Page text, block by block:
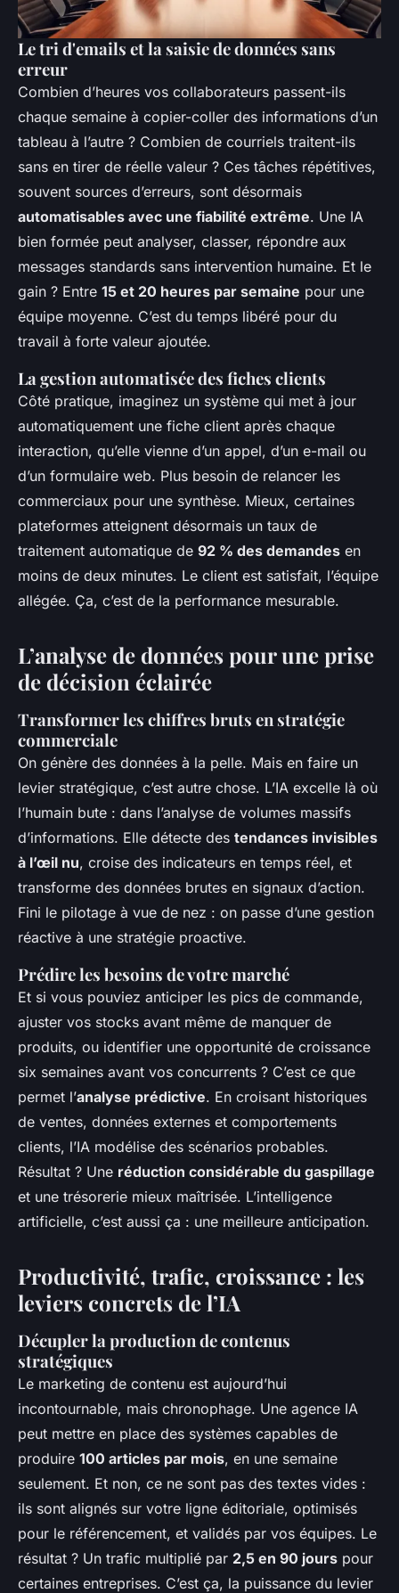
Le tri d'emails et la saisie de données sans
erreur
Combien d’heures vos collaborateurs passent-ils
chaque semaine à copier-coller des informations d’un
tableau à l’autre ? Combien de courriels traitent-ils
sans en tirer de réelle valeur ? Ces tâches répétitives,
souvent sources d’erreurs, sont désormais
automatisables avec une fiabilité extrême. Une IA
bien formée peut analyser, classer, répondre aux
messages standards sans intervention humaine. Et le
gain ? Entre 15 et 20 heures par semaine pour une
équipe moyenne. C’est du temps libéré pour du
travail à forte valeur ajoutée.
La gestion automatisée des fiches clients
Côté pratique, imaginez un système qui met à jour
automatiquement une fiche client après chaque
interaction, qu’elle vienne d’un appel, d’un e-mail ou
d’un formulaire web. Plus besoin de relancer les
commerciaux pour une synthèse. Mieux, certaines
plateformes atteignent désormais un taux de
traitement automatique de 92 % des demandes en
moins de deux minutes. Le client est satisfait, l’équipe
allégée. Ça, c’est de la performance mesurable.
L’analyse de données pour une prise
de décision éclairée
Transformer les chiffres bruts en stratégie
commerciale
On génère des données à la pelle. Mais en faire un
levier stratégique, c’est autre chose. L’IA excelle là où
l’humain bute : dans l’analyse de volumes massifs
d’informations. Elle détecte des tendances invisibles
à l’œil nu, croise des indicateurs en temps réel, et
transforme des données brutes en signaux d’action.
Fini le pilotage à vue de nez : on passe d’une gestion
réactive à une stratégie proactive.
Prédire les besoins de votre marché
Et si vous pouviez anticiper les pics de commande,
ajuster vos stocks avant même de manquer de
produits, ou identifier une opportunité de croissance
six semaines avant vos concurrents ? C’est ce que
permet l’analyse prédictive. En croisant historiques
de ventes, données externes et comportements
clients, l’IA modélise des scénarios probables.
Résultat ? Une réduction considérable du gaspillage
et une trésorerie mieux maîtrisée. L’intelligence
artificielle, c’est aussi ça : une meilleure anticipation.
Productivité, trafic, croissance : les
leviers concrets de l’IA
Décupler la production de contenus
stratégiques
Le marketing de contenu est aujourd’hui
incontournable, mais chronophage. Une agence IA
peut mettre en place des systèmes capables de
produire 100 articles par mois, en une semaine
seulement. Et non, ce ne sont pas des textes vides :
ils sont alignés sur votre ligne éditoriale, optimisés
pour le référencement, et validés par vos équipes. Le
résultat ? Un trafic multiplié par 2,5 en 90 jours pour
certaines entreprises. C’est ça, la puissance du levier